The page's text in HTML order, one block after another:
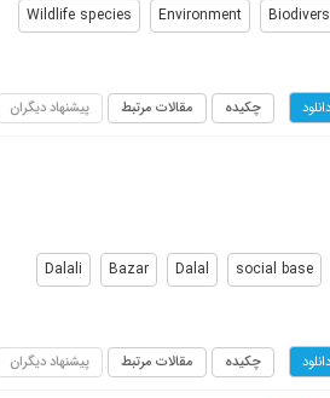
Environment
Wildlife species
دانلود چکیده مقالات مرتبط پیشنهاد دیگران
social base
Dalal
Bazar
Dalali
دانلود چکیده مقالات مرتبط پیشنهاد دیگران